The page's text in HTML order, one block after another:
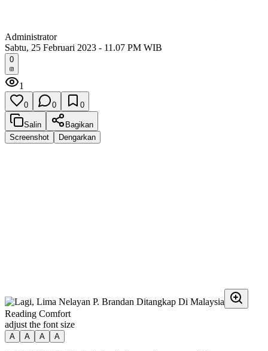
Administrator
Sabtu, 25 Februari 2023 - 11.07 PM WIB
0
1
0 0 0
Salin
Bagikan
Screenshot
Dengarkan
Reading Comfort
adjust the font size
A A A A